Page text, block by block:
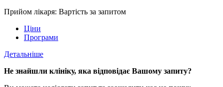
Прийом лікаря: Вартість за запитом
Ціни
Програми
Детальніше
Не знайшли клініку, яка відповідає Вашому запиту?